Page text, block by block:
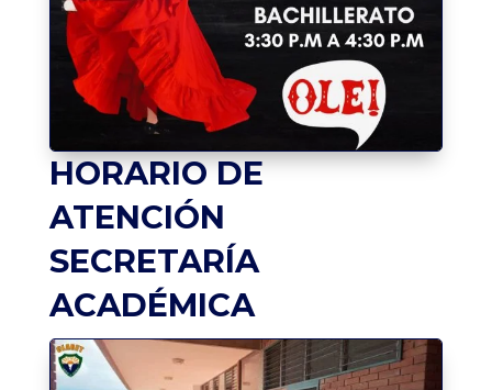
HORARIO DE
ATENCIÓN
SECRETARÍA
ACADÉMICA